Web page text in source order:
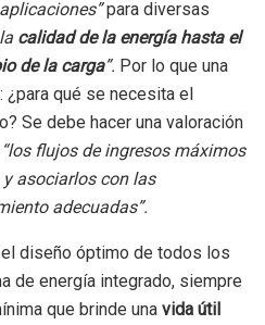
para diversas
calidad de la energía hasta el
de la carga”. Por lo que una
qué se necesita el
Se debe hacer una valoración
“los flujos de ingresos máximos
asociarlos con las
adecuadas”.
diseño óptimo de todos los
de energía integrado, siempre
que brinde una vida útil